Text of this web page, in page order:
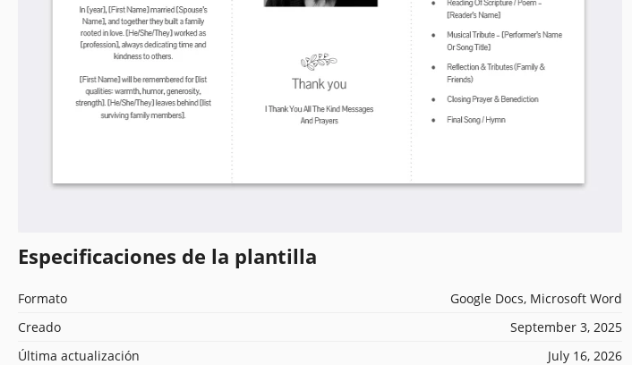
Especificaciones de la plantilla
Formato
Google Docs, Microsoft Word
Creado
September 3, 2025
Última actualización
July 16, 2026